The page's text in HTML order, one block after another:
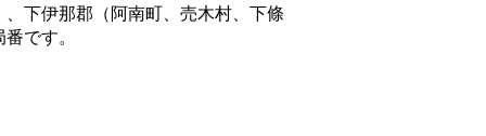
下伊那郡（阿南町、売木村、下條
です。